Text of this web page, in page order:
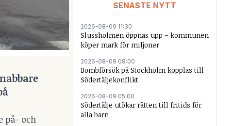
på- och
SENASTE NYTT
2026-08-09 11:30
Slussholmen öppnas upp – kommunen
köper mark för miljoner
2026-08-09 08:00
Bombförsök på Stockholm kopplas till
Södertäljekonflikt
2026-08-09 05:00
Södertälje utökar rätten till fritids för
alla barn